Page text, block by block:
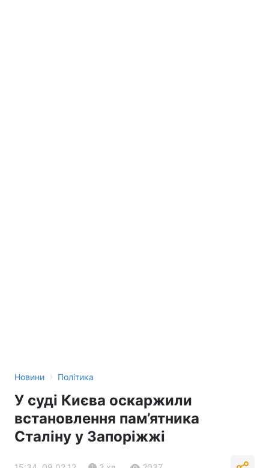
Новини › Політика
У суді Києва оскаржили
встановлення пам’ятника
Сталіну у Запоріжжі